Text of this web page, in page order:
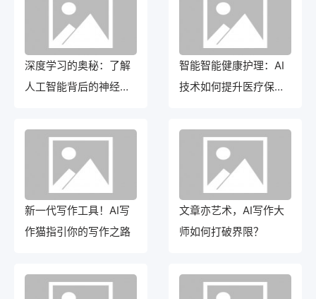
深度学习的奥秘：了解
人工智能背后的神经网
智能智能健康护理：AI
技术如何提升医疗保健
新一代写作工具！AI写
作猫指引你的写作之路
文章亦艺术，AI写作大
师如何打破界限？